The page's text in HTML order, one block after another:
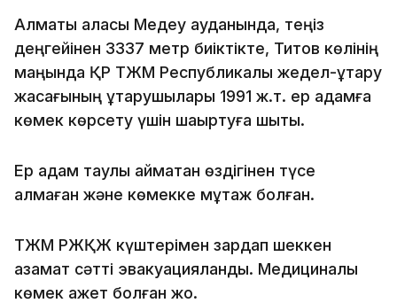
Алматы қаласы Медеу ауданында, теңіз
деңгейінен 3337 метр биіктікте, Титов көлінің
маңында ҚР ТЖМ Республикалық жедел-құтқару
жасағының құтқарушылары 1991 ж.т. ер адамға
көмек көрсету үшін шақыртуға шықты.
Ер адам таулы аймақтан өздігінен түсе
алмаған және көмекке мұқтаж болған.
ТЖМ РЖҚЖ күштерімен зардап шеккен
азамат сәтті эвакуацияланды. Медициналық
көмек қажет болған жоқ.